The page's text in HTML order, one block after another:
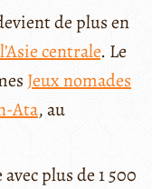
de plus en
centrale. Le
Jeux nomades
Ata, au
plus de 1 500